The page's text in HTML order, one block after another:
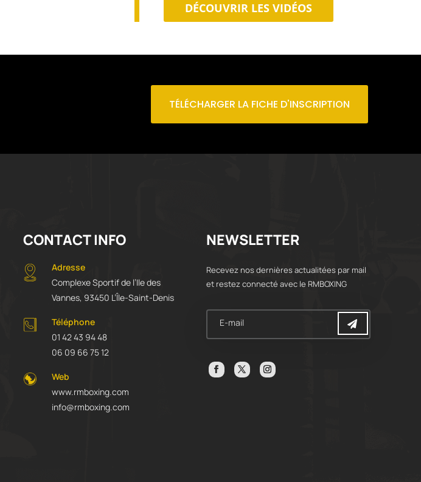
DÉCOUVRIR LES VIDÉOS
TÉLÉCHARGER LA FICHE D'INSCRIPTION
CONTACT INFO
Adresse
Complexe Sportif de l’Ile des
Vannes, 93450 L’Île-Saint-Denis
Téléphone
01 42 43 94 48
06 09 66 75 12
Web
www.rmboxing.com
info@rmboxing.com
NEWSLETTER
Recevez nos dernières actualitées par mail
et restez connecté avec le RMBOXING